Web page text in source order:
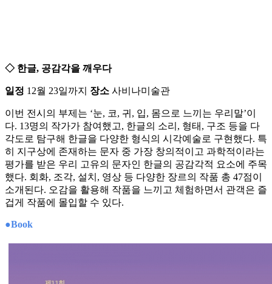
◇ 한글, 공감각을 깨우다
일정 12월 23일까지 장소 사비나미술관
이번 전시의 부제는 ‘눈, 코, 귀, 입, 몸으로 느끼는 우리말’이
다. 13명의 작가가 참여했고, 한글의 소리, 형태, 구조 등을 다
각도로 탐구해 한글을 다양한 형식의 시각예술로 구현했다. 특
히 지구상에 존재하는 문자 중 가장 창의적이고 과학적이라는
평가를 받은 우리 고유의 문자인 한글의 공감각적 요소에 주목
했다. 회화, 조각, 설치, 영상 등 다양한 장르의 작품 총 47점이
소개된다. 오감을 활용해 작품을 느끼고 체험하면서 관객은 즐
겁게 작품에 몰입할 수 있다.
●Book